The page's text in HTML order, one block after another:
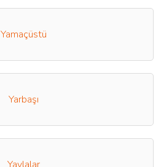
Yamaçüstü
Yarbaşı
Yaylalar